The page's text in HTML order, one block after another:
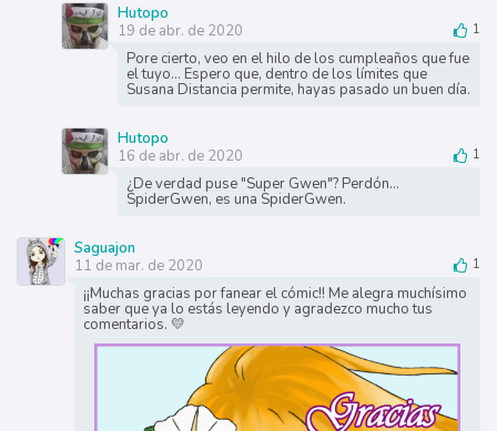
Hutopo
19 de abr. de 2020
1
Pore cierto, veo en el hilo de los cumpleaños que fue
el tuyo... Espero que, dentro de los límites que
Susana Distancia permite, hayas pasado un buen día.
Hutopo
16 de abr. de 2020
1
¿De verdad puse "Super Gwen"? Perdón...
SpiderGwen, es una SpiderGwen.
Saguajon
11 de mar. de 2020
1
¡¡Muchas gracias por fanear el cómic!! Me alegra muchísimo
saber que ya lo estás leyendo y agradezco mucho tus
comentarios. 💛